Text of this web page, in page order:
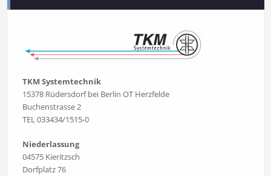
TKM Systemtechnik
15378 Rüdersdorf bei Berlin OT Herzfelde
Buchenstrasse 2
TEL 033434/1515-0
Niederlassung
04575 Kieritzsch
Dorfplatz 76